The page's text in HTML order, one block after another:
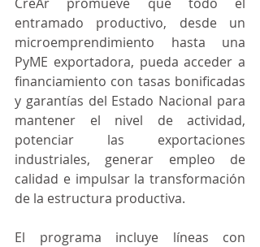
entramado productivo, desde un
microemprendimiento hasta una
PyME exportadora, pueda acceder a
financiamiento con tasas bonificadas
y garantías del Estado Nacional para
mantener el nivel de actividad,
potenciar las exportaciones
industriales, generar empleo de
calidad e impulsar la transformación
de la estructura productiva.
El programa incluye líneas con